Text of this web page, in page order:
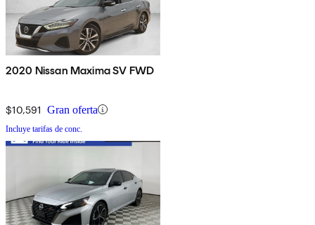
2020 Nissan Maxima SV FWD
$10,591 Gran oferta
Incluye tarifas de conc.